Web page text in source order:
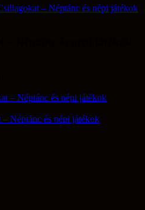
– Néptánc és népi játékok
– Néptánc és népi játékok
Néptánc és népi játékok